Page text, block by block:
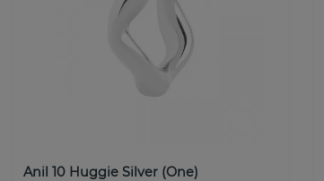
Anil 10 Huggie Silver (One)